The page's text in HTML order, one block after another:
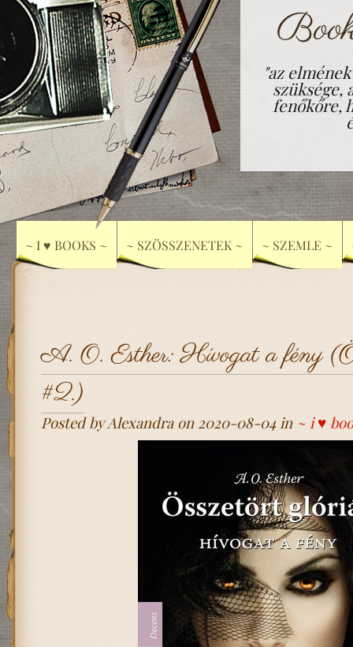
"az
szüksége,
fenőkőre,
~ I ♥ BOOKS ~ ~ SZÖSSZENETEK ~ ~ SZEMLE ~
A. O. Esther: Hívogat a fény
#2.)
Posted by Alexandra on 2020-08-04 in ~ i ♥